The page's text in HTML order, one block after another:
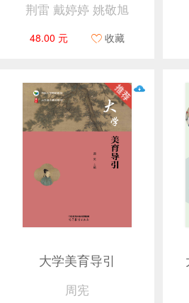
荆雷 戴婷婷 姚敬旭
48.00 元 收藏
大学美育导引
周宪